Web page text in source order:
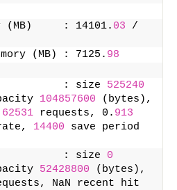
(MB)     : 14101. 03 /
(MB) : 7125. 98
: size 525240
104857600
62531 requests, 0. 913
14400
: size 0
52428800
NaN recent hit